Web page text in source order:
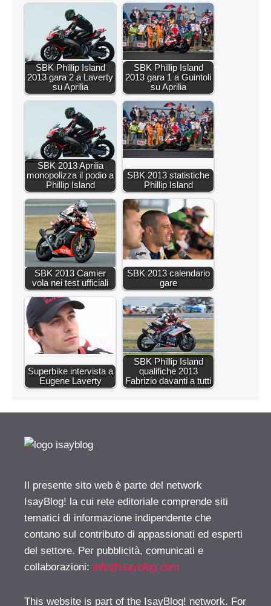
SBK Phillip Island
2013 gara 2 a Laverty
su Aprilia
SBK Phillip Island
2013 gara 1 a Guintoli
su Aprilia
SBK 2013 Aprilia
monopolizza il podio a
Phillip Island
SBK 2013 statistiche
Phillip Island
SBK 2013 Camier
vola nei test ufficiali
SBK 2013 calendario
gare
Superbike intervista a
Eugene Laverty
SBK Phillip Island
qualifiche 2013
Fabrizio davanti a tutti
Il presente sito web è parte del network
IsayBlog! la cui rete editoriale comprende siti
tematici di informazione indipendente che
contano sul contributo di appassionati ed esperti
del settore. Per pubblicità, comunicati e
collaborazioni: info@isayblog.com
This website is part of the IsayBlog! network. For